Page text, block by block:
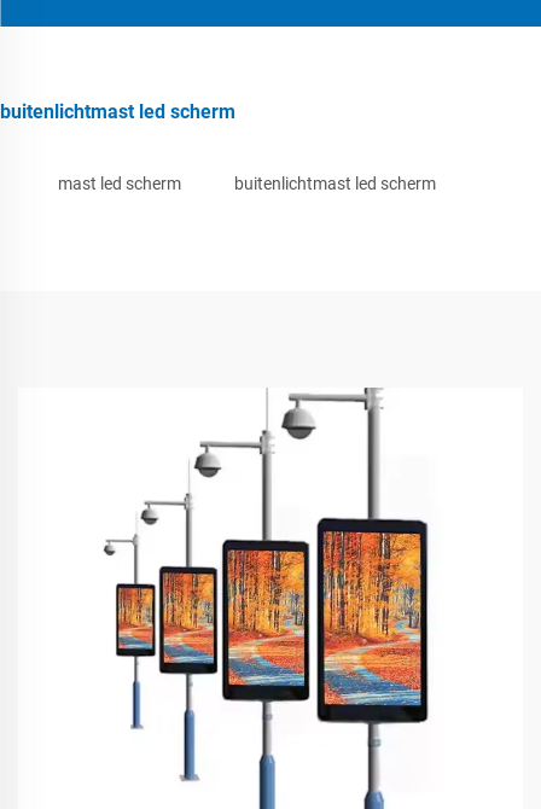
buitenlichtmast led scherm
mast led scherm buitenlichtmast led scherm